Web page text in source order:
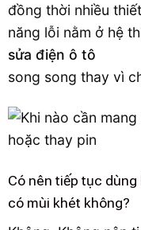
đồng thời nhiều
năng lỗi nằm ở hệ
sửa điện ô tô
song song thay vì
Có nên tiếp tục
có mùi khét không?